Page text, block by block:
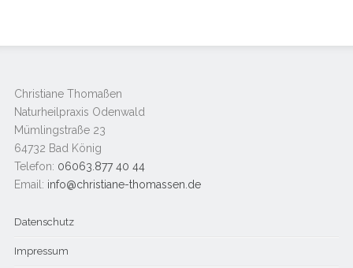
Christiane Thomaßen
Naturheilpraxis Odenwald
Mümlingstraße 23
64732 Bad König
Telefon: 06063.877 40 44
Email: info@christiane-thomassen.de
Datenschutz
Impressum